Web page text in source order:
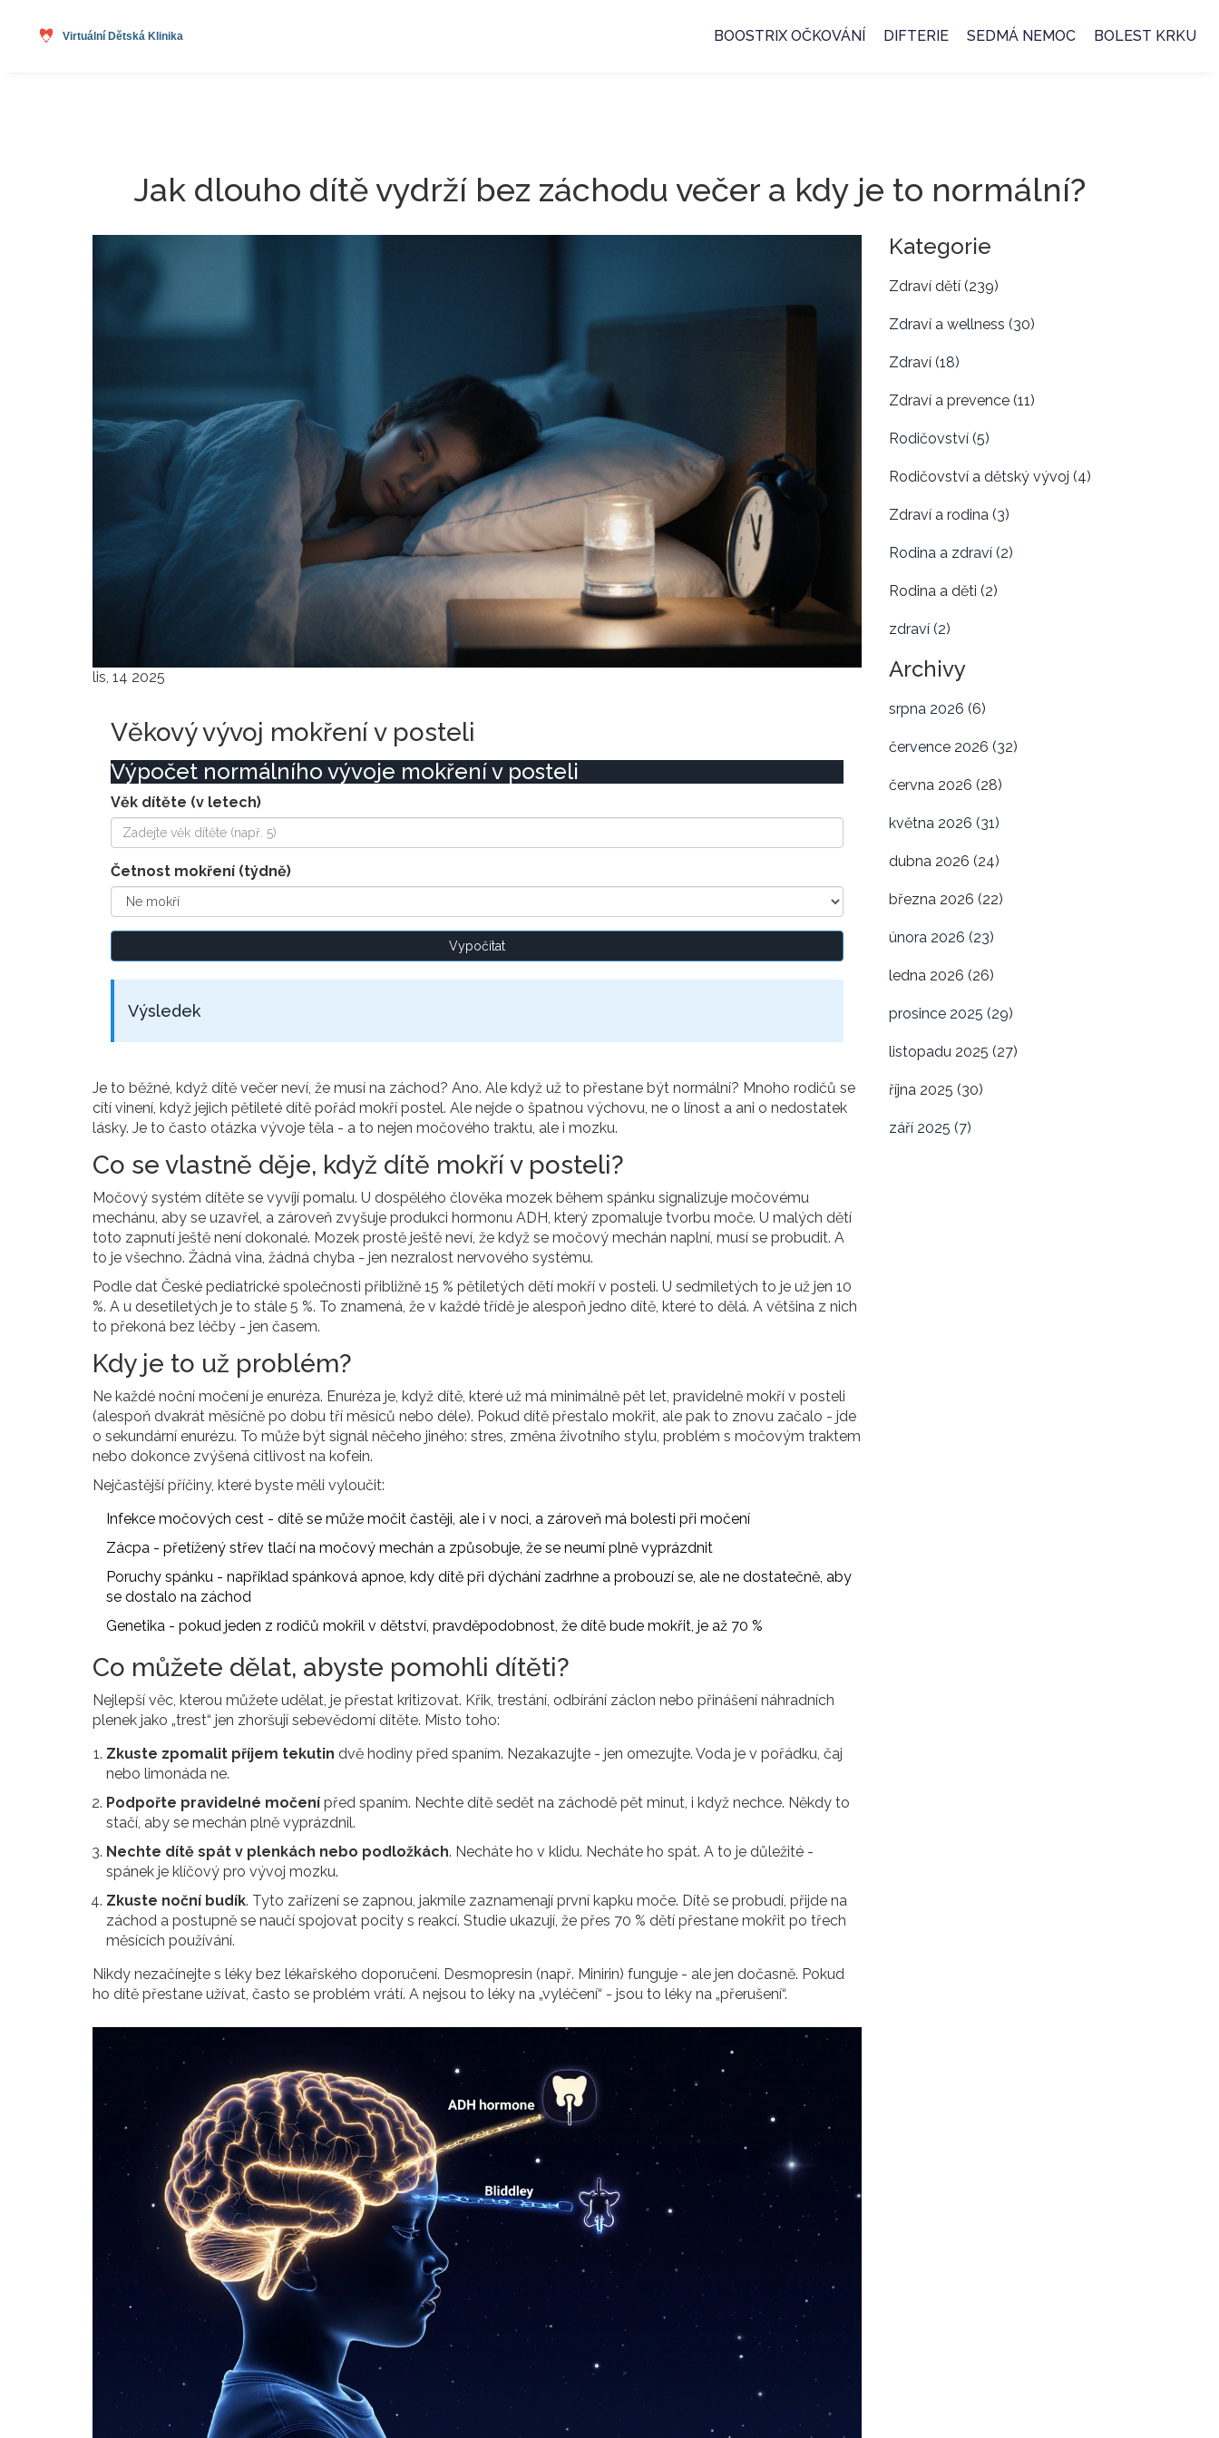
BOOSTRIX OČKOVÁNÍ DIFTERIE SEDMÁ NEMOC BOLEST KRKU
Jak dlouho dítě vydrží bez záchodu večer a kdy je to normální?
lis, 14 2025
Věkový vývoj mokření v posteli
Výpočet normálního vývoje mokření v posteli
Věk dítěte (v letech)
Četnost mokření (týdně)
Vypočítat
Výsledek
Je to běžné, když dítě večer neví, že musí na záchod? Ano. Ale když už to přestane být normální? Mnoho rodičů se
cítí vinení, když jejich pětileté dítě pořád mokří postel. Ale nejde o špatnou výchovu, ne o línost a ani o nedostatek
lásky. Je to často otázka vývoje těla - a to nejen močového traktu, ale i mozku.
Co se vlastně děje, když dítě mokří v posteli?
Močový systém dítěte se vyvíjí pomalu. U dospělého člověka mozek během spánku signalizuje močovému
mechánu, aby se uzavřel, a zároveň zvyšuje produkci hormonu ADH, který zpomaluje tvorbu moče. U malých dětí
toto zapnutí ještě není dokonalé. Mozek prostě ještě neví, že když se močový mechán naplní, musí se probudit. A
to je všechno. Žádná vina, žádná chyba - jen nezralost nervového systému.
Podle dat České pediatrické společnosti přibližně 15 % pětiletých dětí mokří v posteli. U sedmiletých to je už jen 10
%. A u desetiletých je to stále 5 %. To znamená, že v každé třídě je alespoň jedno dítě, které to dělá. A většina z nich
to překoná bez léčby - jen časem.
Kdy je to už problém?
Ne každé noční močení je enuréza. Enuréza je, když dítě, které už má minimálně pět let, pravidelně mokří v posteli
(alespoň dvakrát měsíčně po dobu tří měsíců nebo déle). Pokud dítě přestalo mokřit, ale pak to znovu začalo - jde
o sekundární enurézu. To může být signál něčeho jiného: stres, změna životního stylu, problém s močovým traktem
nebo dokonce zvýšená citlivost na kofein.
Nejčastější příčiny, které byste měli vyloučit:
Infekce močových cest - dítě se může močit častěji, ale i v noci, a zároveň má bolesti při močení
Zácpa - přetížený střev tlačí na močový mechán a způsobuje, že se neumí plně vyprázdnit
Poruchy spánku - například spánková apnoe, kdy dítě při dýchání zadrhne a probouzí se, ale ne dostatečně, aby
se dostalo na záchod
Genetika - pokud jeden z rodičů mokřil v dětství, pravděpodobnost, že dítě bude mokřit, je až 70 %
Co můžete dělat, abyste pomohli dítěti?
Nejlepší věc, kterou můžete udělat, je přestat kritizovat. Křik, trestání, odbírání záclon nebo přinášení náhradních
plenek jako „trest“ jen zhoršují sebevědomí dítěte. Místo toho:
Zkuste zpomalit příjem tekutin dvě hodiny před spaním. Nezakazujte - jen omezujte. Voda je v pořádku, čaj
nebo limonáda ne.
Podpořte pravidelné močení před spaním. Nechte dítě sedět na záchodě pět minut, i když nechce. Někdy to
stačí, aby se mechán plně vyprázdnil.
Nechte dítě spát v plenkách nebo podložkách. Necháte ho v klidu. Necháte ho spát. A to je důležité -
spánek je klíčový pro vývoj mozku.
Zkuste noční budík. Tyto zařízení se zapnou, jakmile zaznamenají první kapku moče. Dítě se probudí, přijde na
záchod a postupně se naučí spojovat pocity s reakcí. Studie ukazují, že přes 70 % dětí přestane mokřit po třech
měsících používání.
Nikdy nezačínejte s léky bez lékařského doporučení. Desmopresin (např. Minirin) funguje - ale jen dočasně. Pokud
ho dítě přestane užívat, často se problém vrátí. A nejsou to léky na „vyléčení“ - jsou to léky na „přerušení“.
Kategorie
Zdraví dětí (239)
Zdraví a wellness (30)
Zdraví (18)
Zdraví a prevence (11)
Rodičovství (5)
Rodičovství a dětský vývoj (4)
Zdraví a rodina (3)
Rodina a zdraví (2)
Rodina a děti (2)
zdraví (2)
Archivy
srpna 2026 (6)
července 2026 (32)
června 2026 (28)
května 2026 (31)
dubna 2026 (24)
března 2026 (22)
února 2026 (23)
ledna 2026 (26)
prosince 2025 (29)
listopadu 2025 (27)
října 2025 (30)
září 2025 (7)